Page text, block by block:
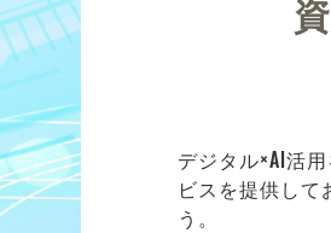
デジタル×AI活
ビスを提供して
う。